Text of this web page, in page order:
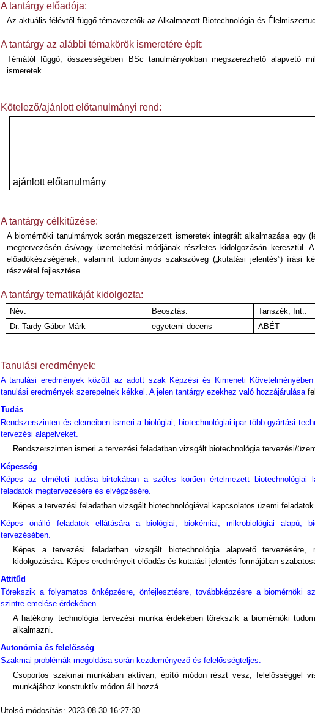
A tantárgy előadója:
Az aktuális félévtől függő témavezetők az Alkalmazott Biotechnológia és
A tantárgy az alábbi témakörök ismeretére épít:
Témától függő, összességében BSc tanulmányokban megszerezhető alapvető
ismeretek.
Kötelező/ajánlott előtanulmányi rend:
ajánlott előtanulmány
A tantárgy célkitűzése:
Abiomérnöki tanulmányok során megszerzett ismeretek integrált alkalmazása egy
megtervezésén és/vagy üzemeltetési módjának részletes kidolgozásán keresztül.
előadókészségének, valamint tudományos szakszöveg („kutatási jelentés”) írási
részvétel fejlesztése.
A tantárgy tematikáját kidolgozta:
Név: Beosztás:
Tanszék, Int.:
Dr. Tardy Gábor Márk
egyetemi docens ABÉT
Tanulási eredmények:
A tanulási eredmények között az adott szak Képzési és Kimeneti
tanulási eredmények szerepelnek kékkel. A jelen tantárgy ezekhez való hozzájárulása
Tudás
Rendszerszinten és elemeiben ismeri a biológiai, biotechnológiai ipar több gyártási
tervezési alapelveket.
Rendszerszinten ismeri a tervezési feladatban vizsgált biotechnológia tervezési/
Képesség
Képes az elméleti tudása birtokában a széles körűen értelmezett biotechnológiai
feladatok megtervezésére és elvégzésére.
Képes a tervezési feladatban vizsgált biotechnológiával kapcsolatos üzemi
Képes önálló feladatok ellátására a biológiai, biokémiai, mikrobiológiai alapú,
tervezésében.
Képes a tervezési feladatban vizsgált biotechnológia alapvető tervezésére,
kidolgozására. Képes eredményeit előadás és kutatási jelentés formájában
Attitűd
Törekszik a folyamatos önképzésre, önfejlesztésre, továbbképzésre a biomérnöki
szintre emelése érdekében.
A hatékony technológia tervezési munka érdekében törekszik a biomérnöki
alkalmazni.
Autonómia és felelősség
Szakmai problémák megoldása során kezdeményező és felelősségteljes.
Csoportos szakmai munkában aktívan, építő módon részt vesz, felelősséggel
munkájához konstruktív módon áll hozzá.
Utolsó módosítás: 2023-08-30 16:27:30